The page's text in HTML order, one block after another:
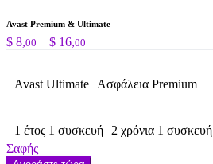
Avast Premium & Ultimate
$ 8,00 $ 16,00
through
Avast Ultimate Ασφάλεια Premium
1 έτος 1 συσκευή 2 χρόνια 1 συσκευή
Σαφής